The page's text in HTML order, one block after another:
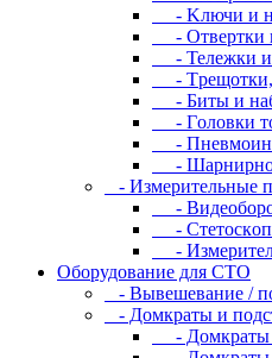
- Kлючи и
- Oтвepтки
- Teлeжки и
- Tpeщoтки,
- Биты и
- Гoлoвки
-
- Шapниpнo-
- Измepитeльныe
-
-
-
Оборудование для CТО
- Вывешевание /
- Домкраты и
- Домкраты